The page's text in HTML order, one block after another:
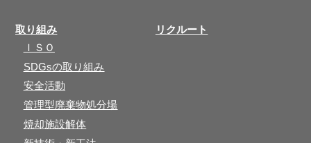
取り組み
ＩＳＯ
SDGsの取り組み
安全活動
管理型廃棄物処分場
焼却施設解体
リクルート